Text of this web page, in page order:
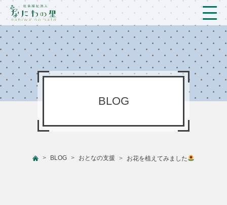
トップ
法人概要/アクセス
こども/相談支援
新着情報
BLOG
BLOG おとなの支援 お花を植えてみました